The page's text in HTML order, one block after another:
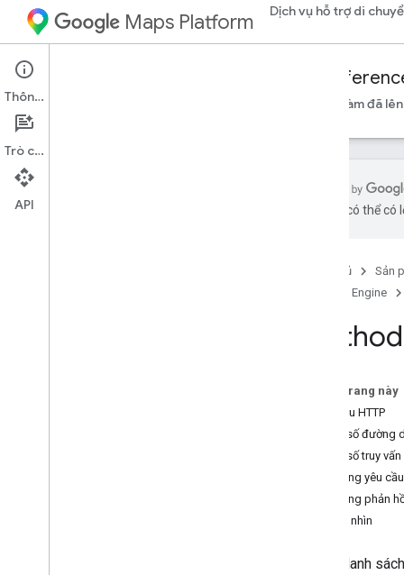
Maps Platform Dịch vụ hỗ trợ di
Mobility Services
Tổng quan Việc cần làm đã
bằng AI có thể có
Trang chủ Sản
Fleet Engine
Trên trang này
Yêu cầu HTTP
Tham số đường
Tham số truy vấn
Nội dung yêu cầu
Nội dung phản
Khung nhìn
Trả về danh
Thông tin
Trò chuyện
API